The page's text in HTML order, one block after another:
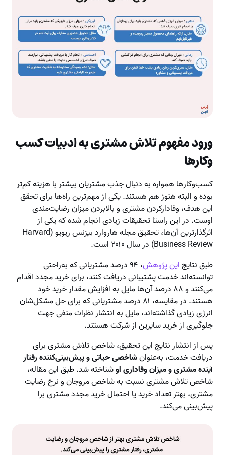
ورود مفهوم تلاش مشتری به ادبیات کسب
وکارها
کسب‌و‌کارها همواره به دنبال جذب مشتریان بیشتر با هزینه کم‌تر
بوده و البته هنوز هم هستند. یکی از مهم‌ترین راه‌ها برای تحقق
این هدف، وفادارکردن مشتری و بالابردن میزان رضایت‌مندی
اوست. در این راستا تحقیقات زیادی انجام شده که یکی از
اثرگذارترین آن‌ها، تحقیق مجله هاروارد بیزنس ریویو (Harvard
Business Review) در سال ۲۰۱۰ است.
طبق نتایجاین پژوهش
، ۹۴ درصد مشتریانی که به‌راحتی
توانسته‌اند خدمت پشتیبانی دریافت کنند، برای خرید مجدد اقدام
می‌کنند و ۸۸ درصد آن‌ها مایل به افزایش مقدار خرید خود
هستند. در مقایسه، ۸۱ درصد مشتریانی که برای حل مشکل‌شان
انرژی زیادی گذاشته‌اند، مایل به انتشار نظرات منفی جهت
جلوگیری از خرید سایرین از شرکت هستند.
پس از انتشار نتایج این تحقیق، شاخص تلاش مشتری برای
دریافت خدمت، به‌عنوانشاخصی حیاتی و پیش‌بینی‌کننده رفتار
آینده مشتری و میزان وفاداری اوشناخته شد. طبق این مقاله،
شاخص تلاش مشتری نسبت به شاخص مروجان و نرخ رضایت
مشتری، بهتر تعداد خرید یا احتمال خرید مجدد مشتری برا
پیش‌بینی می‌کند.